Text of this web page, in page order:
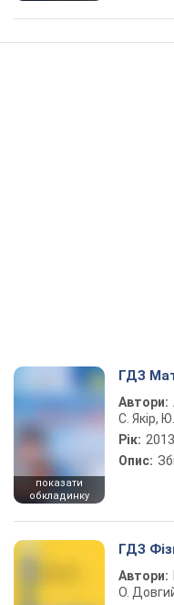
показати
обкладинку
ГДЗ
Автори:
С. Якір,
Рік: 2013
Опис:
ГДЗ
Автори:
О.